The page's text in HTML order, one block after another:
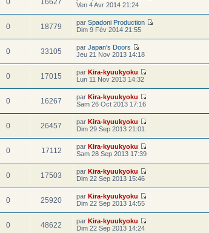
0 16627
Ven 4 Avr 2014 21:24
0 18779 par Spadoni Production
Dim 9 Fév 2014 21:55
0 33105 par Japan's Doors
Jeu 21 Nov 2013 14:18
0 17015 par Kira-kyuukyoku
Lun 11 Nov 2013 14:32
0 16267 par Kira-kyuukyoku
Sam 26 Oct 2013 17:16
0 26457 par Kira-kyuukyoku
Dim 29 Sep 2013 21:01
0 17112 par Kira-kyuukyoku
Sam 28 Sep 2013 17:39
0 17503 par Kira-kyuukyoku
Dim 22 Sep 2013 15:46
0 25920 par Kira-kyuukyoku
Dim 22 Sep 2013 14:55
0 48622 par Kira-kyuukyoku
Dim 22 Sep 2013 14:24